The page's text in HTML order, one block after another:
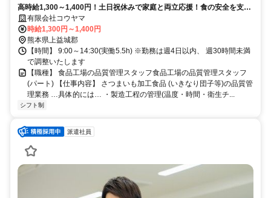
高時給1,300～1,400円！土日祝休みで家庭と両立応援！食の安全を支え
る品質管理のお仕事。
有限会社コウヤマ
時給1,300円～1,400円
熊本県上益城郡
【時間】 9:00～14:30(実働5.5h) ※勤務は週4日以内、 週30時間未満
で調整いたします
【職種】 食品工場の品質管理スタッフ食品工場の品質管理スタッフ
(パート) 【仕事内容】 さつまいも加工食品 (いきなり団子等)の品質管
理業務 …具体的には… ・製造工程の管理(温度・時間・衛生チ...
シフト制
派遣社員